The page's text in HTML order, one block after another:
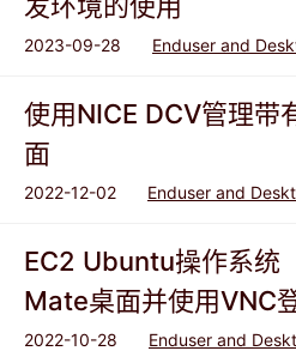
2023-09-28 Enduser and
使用NICE DCV管理带
面
2022-12-02 Enduser and
EC2 Ubuntu操作系统
Mate桌面并使用VNC
2022-10-28 Enduser and